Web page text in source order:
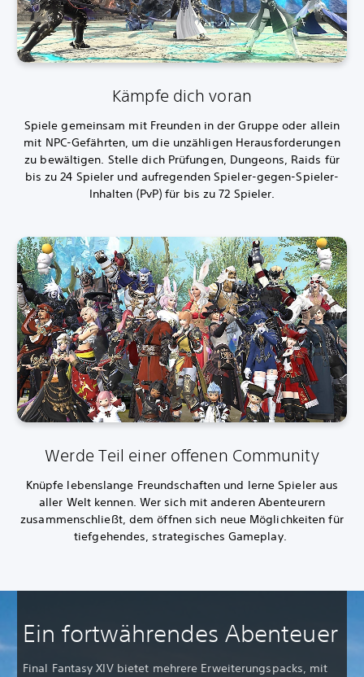
Kämpfe dich voran
Spiele gemeinsam mit Freunden in der Gruppe oder allein
mit NPC-Gefährten, um die unzähligen Herausforderungen
zu bewältigen. Stelle dich Prüfungen, Dungeons, Raids für
bis zu 24 Spieler und aufregenden Spieler-gegen-Spieler-
Inhalten (PvP) für bis zu 72 Spieler.
Werde Teil einer offenen Community
Knüpfe lebenslange Freundschaften und lerne Spieler aus
aller Welt kennen. Wer sich mit anderen Abenteurern
zusammenschließt, dem öffnen sich neue Möglichkeiten für
tiefgehendes, strategisches Gameplay.
Ein fortwährendes Abenteuer
Final Fantasy XIV bietet mehrere Erweiterungspacks, mit